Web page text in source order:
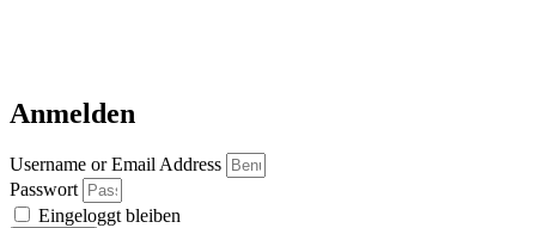
Anmelden
Username or Email Address
Passwort
Eingeloggt bleiben